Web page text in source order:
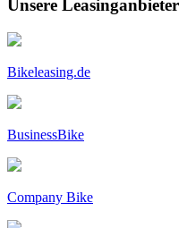
Unsere Leasinganbieter
Bikeleasing.de
BusinessBike
Company Bike